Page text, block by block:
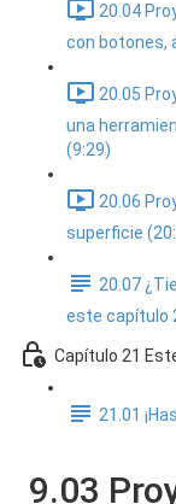
20.04
con botones,
20.05
una
(9:29)
20.06
superficie
20.07
este capítulo
Capítulo 21
21.01
9.03